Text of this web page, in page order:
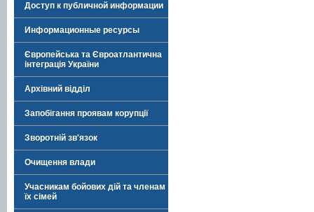
Доступ к публичной информации
Информационные ресурсы
Європейська та Євроатлантична
інтеграція України
Архівний відділ
Запобігання проявам корупції
Зворотній зв'язок
Очищення влади
Учасникам бойових дій та членам
їх сімей